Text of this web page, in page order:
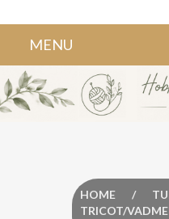
HOME
/
TRICOT/